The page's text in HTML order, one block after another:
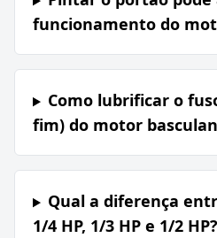
funcionamento do
Como lubrificar o
fim) do motor
Qual a diferença
1/4 HP, 1/3 HP e 1/2 HP?